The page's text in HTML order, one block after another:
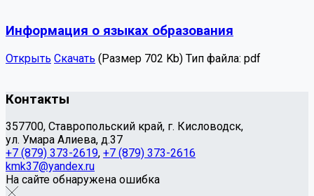
Информация о языках образования
Открыть Скачать (Размер 702 Kb) Тип файла: pdf
Контакты
357700, Ставропольский край, г. Кисловодск,
ул. Умара Алиева, д.37
+7 (879) 373-2619, +7 (879) 373-2616
kmk37@yandex.ru
На сайте обнаружена ошибка